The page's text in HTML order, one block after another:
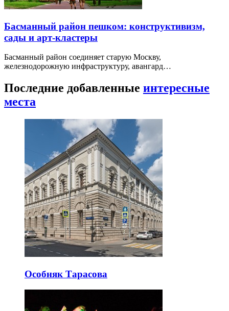
Басманный район пешком: конструктивизм,
сады и арт-кластеры
Басманный район соединяет старую Москву,
железнодорожную инфраструктуру, авангард…
Последние добавленные интересные
места
Особняк Тарасова